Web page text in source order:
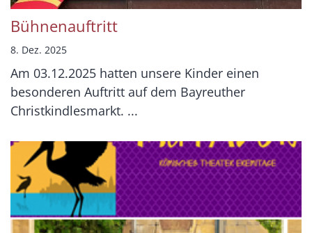
Bühnenauftritt
8. Dez. 2025
Am 03.12.2025 hatten unsere Kinder einen
besonderen Auftritt auf dem Bayreuther
Christkindlesmarkt. ...